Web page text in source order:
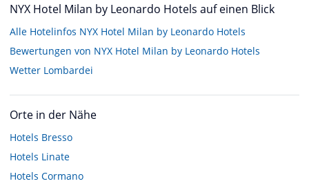
NYX Hotel Milan by Leonardo Hotels auf einen Blick
Alle Hotelinfos NYX Hotel Milan by Leonardo Hotels
Bewertungen von NYX Hotel Milan by Leonardo Hotels
Wetter Lombardei
Orte in der Nähe
Hotels Bresso
Hotels Linate
Hotels Cormano